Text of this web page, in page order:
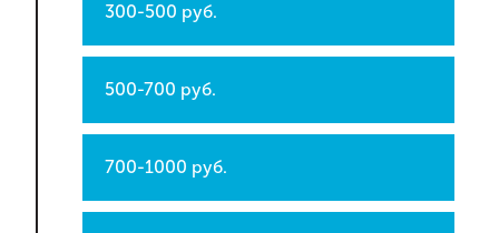
300-500 руб.
500-700 руб.
700-1000 руб.